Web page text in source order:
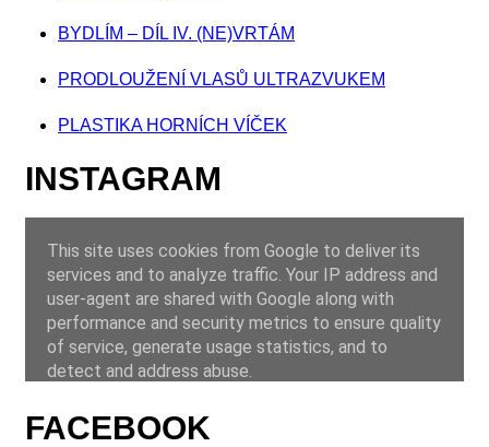
BYDLÍM – DÍL IV. (NE)VRTÁM
PRODLOUŽENÍ VLASŮ ULTRAZVUKEM
PLASTIKA HORNÍCH VÍČEK
INSTAGRAM
FACEBOOK